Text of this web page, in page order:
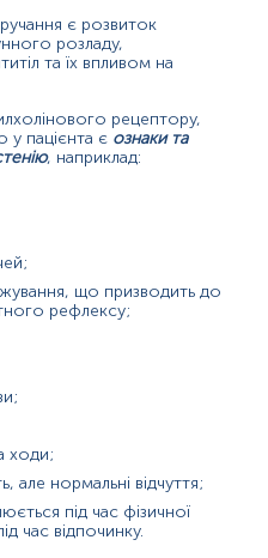
рецептору від
є розвиток
розладу,
та їх впливом на
рецептору,
у пацієнта є ознаки та
, наприклад:
що призводить до
рефлексу;
ходи;
але нормальні відчуття;
під час фізичної
час відпочинку.